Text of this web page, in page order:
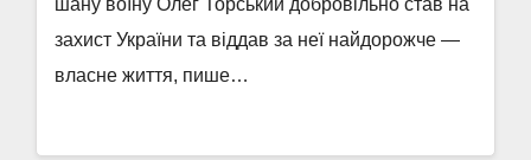
шану воїну Олег Торський добровільно став на
захист України та віддав за неї найдорожче —
власне життя, пише…